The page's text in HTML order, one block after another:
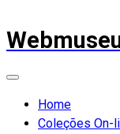
Home
Coleções On-